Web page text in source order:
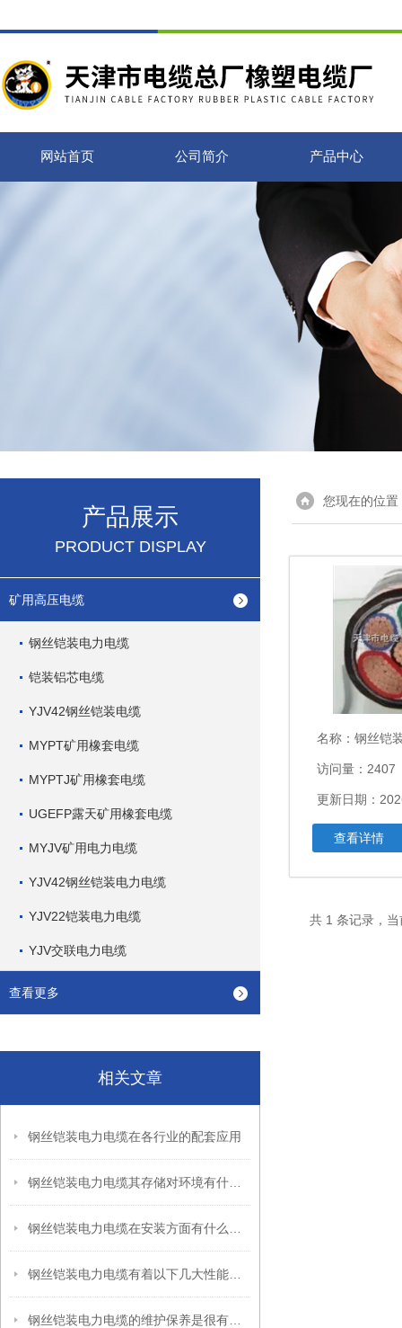
网站首页 公司简介 产品中心
产品展示
PRODUCT DISPLAY
矿用高压电缆
钢丝铠装电力电缆
铠装铝芯电缆
YJV42钢丝铠装电缆
MYPT矿用橡套电缆
MYPTJ矿用橡套电缆
UGEFP露天矿用橡套电缆
MYJV矿用电力电缆
YJV42钢丝铠装电力电缆
YJV22铠装电力电缆
YJV交联电力电缆
查看更多
相关文章
钢丝铠装电力电缆在各行业的配套应用
您现在的位置
名称： 钢丝铠
访问量：2407
更新日期：
查看详情
共 1 条记录，